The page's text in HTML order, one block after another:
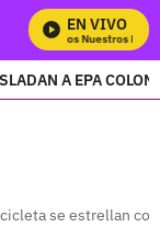
EN VIVO
Mira Todos Nuestros
A EPA
se estrellan